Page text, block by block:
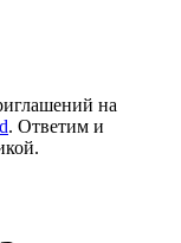
на
. Ответим и